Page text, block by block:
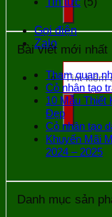
Gọi điện
Zalo
kiếm:
Bài viết mới nhất
Tham quan
Cỏ nhân tạo
10 Mẫu Thiết
Đẹp
Cỏ nhân tạo
Khuyến Mãi
2024 – 2025
Danh mục sản